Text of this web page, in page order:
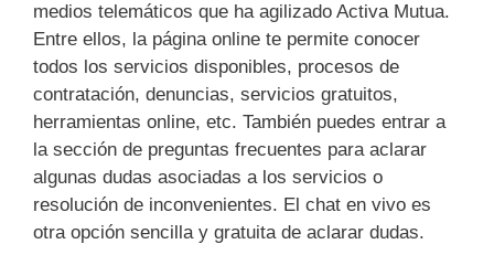
medios telemáticos que ha agilizado Activa Mutua.
Entre ellos, la página online te permite conocer
todos los servicios disponibles, procesos de
contratación, denuncias, servicios gratuitos,
herramientas online, etc. También puedes entrar a
la sección de preguntas frecuentes para aclarar
algunas dudas asociadas a los servicios o
resolución de inconvenientes. El chat en vivo es
otra opción sencilla y gratuita de aclarar dudas.